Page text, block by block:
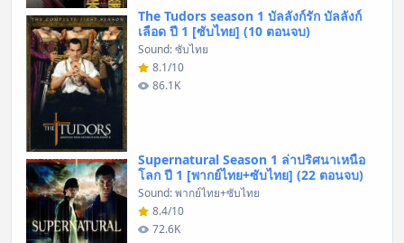
The Tudors season 1 บัลลังก์รัก บัลลังก์
เลือด ปี 1 [ซับไทย] (10 ตอนจบ)
Sound: ซับไทย
8.1/10
86.1K
Supernatural Season 1 ล่าปริศนาเหนือ
โลก ปี 1 [พากย์ไทย+ซับไทย] (22 ตอนจบ)
Sound: พากย์ไทย+ซับไทย
8.4/10
72.6K